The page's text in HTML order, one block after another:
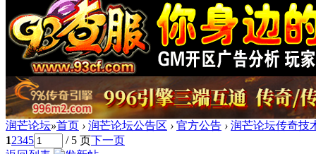
润芒论坛»首页 › 润芒论坛公告区 › 官方公告 › 润芒论坛传奇技
12345 / 5 页下一页